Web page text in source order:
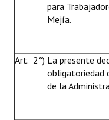
para
Mejía.
Art. 2°) La presente
obligatoriedad
de la